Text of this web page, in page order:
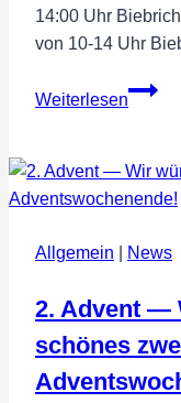
14:00 Uhr
von 10-14 Uhr
Weiterlesen
2024
Allgemein News
2. Advent —
schönes